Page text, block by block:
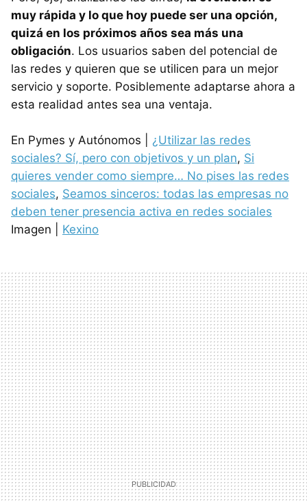
muy rápida y lo que hoy puede ser una opción,
quizá en los próximos años sea más una
obligación. Los usuarios saben del potencial de
las redes y quieren que se utilicen para un mejor
servicio y soporte. Posiblemente adaptarse ahora a
esta realidad antes sea una ventaja.
En Pymes y Autónomos | ¿Utilizar las redes
sociales? Sí, pero con objetivos y un plan, Si
quieres vender como siempre… No pises las redes
sociales, Seamos sinceros: todas las empresas no
deben tener presencia activa en redes sociales
Imagen | Kexino